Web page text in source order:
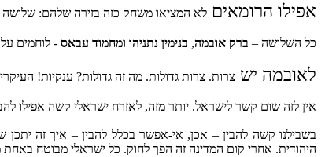
אפילו הרומאים לא המציאו משחק כזה בזירה שלהם: שלושה
כל השלושה – ברק אובמה, בנימין נתניהו ומחמוד עבאס - לוחמים
לאובמה יש צרות. צרות גדולות. מה זה גדולות? ענקיות!
אין לזה שום קשר לישראל. יותר מזה, לאזרח ישראלי קשה אפילו
בשבילנו קשה להבין – אכן, אי-אפשר בכלל להבין – איך זה
היהודית. אחרי קום המדינה זה הפך לחוק. כל ישראלי מבוטח